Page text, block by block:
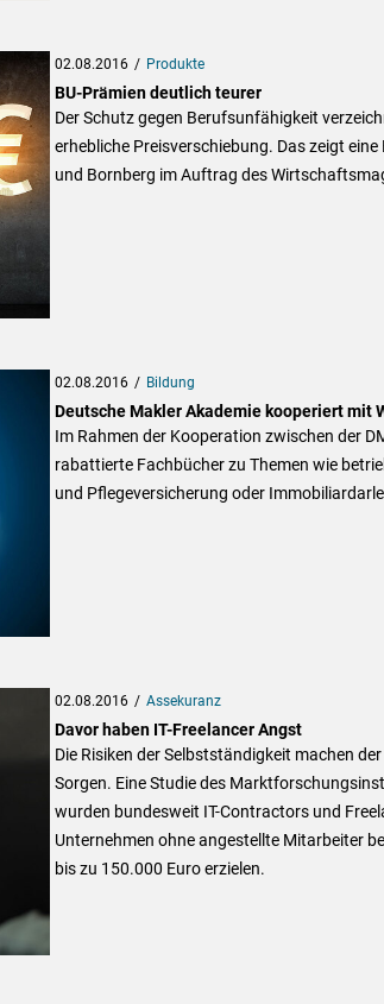
02.08.2016 Produkte
BU-Prämien deutlich teurer
Der Schutz gegen Berufsunfähigkeit
erhebliche Preisverschiebung. Das zeigt
und Bornberg im Auftrag des
02.08.2016 Bildung
Deutsche Makler Akademie kooperiert mit
Im Rahmen der Kooperation zwischen der
rabattierte Fachbücher zu Themen wie
und Pflegeversicherung oder
02.08.2016 Assekuranz
Davor haben IT-Freelancer Angst
Die Risiken der Selbstständigkeit machen
Sorgen. Eine Studie des
wurden bundesweit IT-Contractors und
Unternehmen ohne angestellte Mitarbeiter
bis zu 150.000 Euro erzielen.